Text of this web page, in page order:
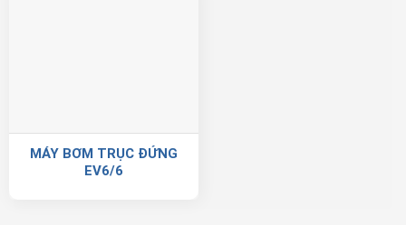
MÁY BƠM TRỤC ĐỨNG
EV6/6